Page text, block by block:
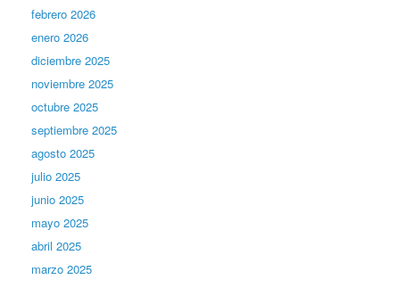
febrero 2026
enero 2026
diciembre 2025
noviembre 2025
octubre 2025
septiembre 2025
agosto 2025
julio 2025
junio 2025
mayo 2025
abril 2025
marzo 2025